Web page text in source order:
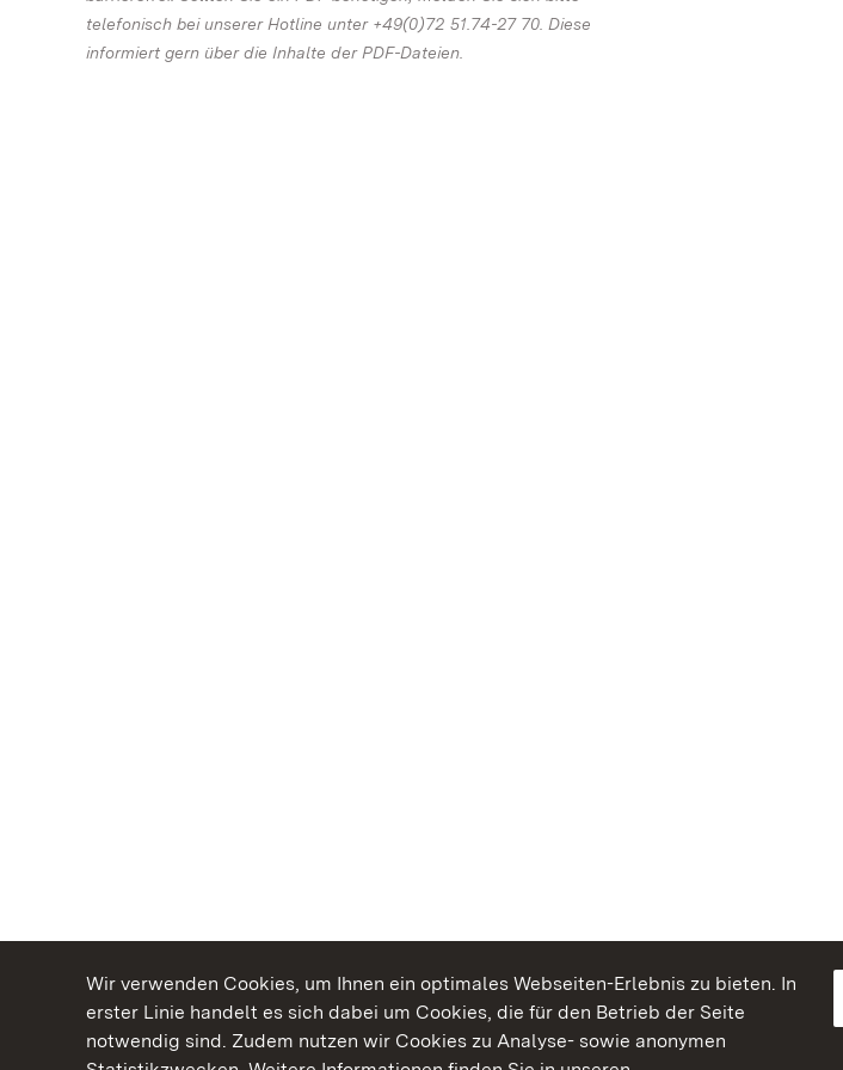
Wir verwenden Cookies, um Ihnen ein optimales Webseiten-Erlebnis zu bieten. In
erster Linie handelt es sich dabei um Cookies, die für den Betrieb der Seite
notwendig sind. Zudem nutzen wir Cookies zu Analyse- sowie anonymen
telefonisch bei unserer Hotline unter +49(0)72 51.74-27 70. Diese
informiert gern über die Inhalte der PDF-Dateien.